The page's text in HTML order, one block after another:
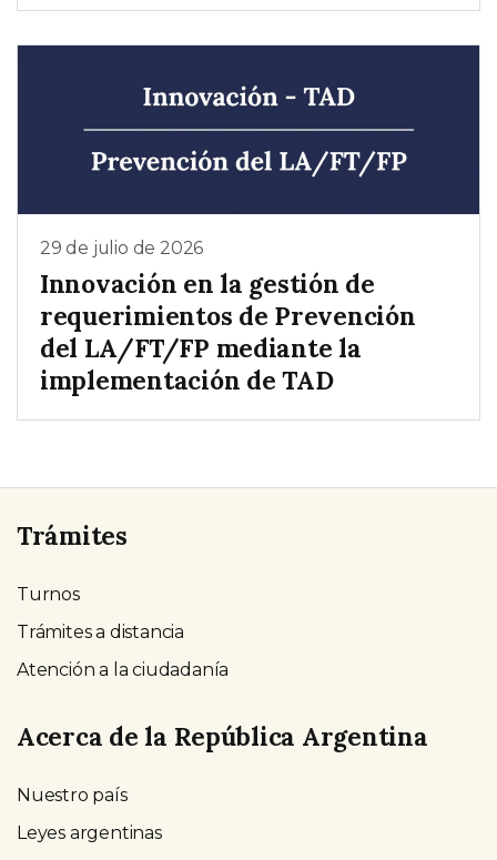
29 de julio de 2026
Innovación en la gestión de
requerimientos de Prevención
del LA/FT/FP mediante la
implementación de TAD
Trámites
Turnos
Trámites a distancia
Atención a la ciudadanía
Acerca de la República Argentina
Nuestro país
Leyes argentinas